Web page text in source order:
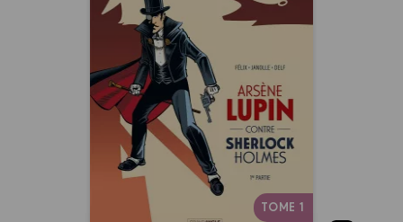
TOME 1
Arsène Lupin
contre Sherlock
Holmes
Vol. 01/2
Date de parution :
29/06/2022
La dernière confrontation de
deux légendes.